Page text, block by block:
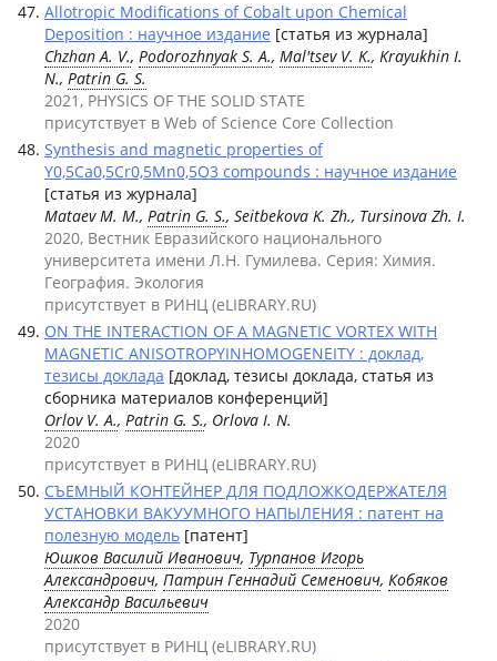
Allotropic Modifications of Cobalt upon Chemical
Deposition : научное издание [статья из журнала]
Chzhan A. V., Podorozhnyak S. A., Mal'tsev V. K., Krayukhin I.
N., Patrin G. S.
2021, PHYSICS OF THE SOLID STATE
присутствует в Web of Science Core Collection
Synthesis and magnetic properties of
Y0,5Ca0,5Cr0,5Mn0,5O3 compounds : научное издание
[статья из журнала]
Mataev M. M., Patrin G. S., Seitbekova K. Zh., Tursinova Zh. I.
2020, Вестник Евразийского национального
университета имени Л.Н. Гумилева. Серия: Химия.
География. Экология
присутствует в РИНЦ (eLIBRARY.RU)
ON THE INTERACTION OF A MAGNETIC VORTEX WITH
MAGNETIC ANISOTROPYINHOMOGENEITY : доклад,
тезисы доклада [доклад, тезисы доклада, статья из
сборника материалов конференций]
Orlov V. A., Patrin G. S., Orlova I. N.
2020
присутствует в РИНЦ (eLIBRARY.RU)
СЪЕМНЫЙ КОНТЕЙНЕР ДЛЯ ПОДЛОЖКОДЕРЖАТЕЛЯ
УСТАНОВКИ ВАКУУМНОГО НАПЫЛЕНИЯ : патент на
полезную модель [патент]
Юшков Василий Иванович, Турпанов Игорь
Александрович, Патрин Геннадий Семенович, Кобяков
Александр Васильевич
2020
присутствует в РИНЦ (eLIBRARY.RU)